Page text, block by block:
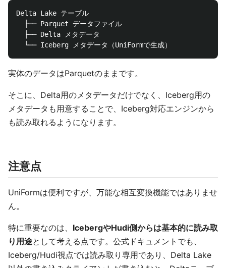
Delta Lake テーブル
  ├── Parquet データファイル
  ├── Delta メタデータ
実体のデータはParquetのままです。
そこに、Delta用のメタデータだけでなく、Iceberg用の
メタデータも用意することで、Iceberg対応エンジンから
も読み取れるようになります。
注意点
UniFormは便利ですが、万能な相互変換機能ではありませ
ん。
特に重要なのは、 IcebergやHudi側からは基本的に読み取
り用途として考える点です。公式ドキュメントでも、
Iceberg/Hudi視点では読み取り専用であり、Delta Lake